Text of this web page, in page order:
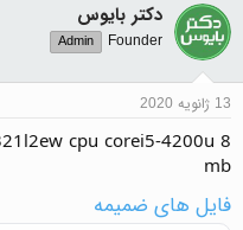
دکتر بایوس
Founder
Admin
13 ژانویه 2020
cpu corei5-4200u 8
mb
فایل های ضمیمه